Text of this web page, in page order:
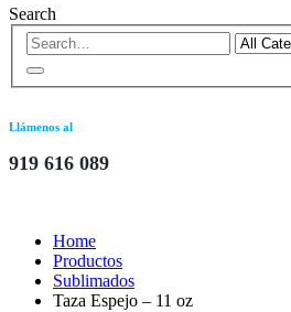
Search
Llámenos al
919 616 089
Home
Productos
Sublimados
Taza Espejo – 11 oz